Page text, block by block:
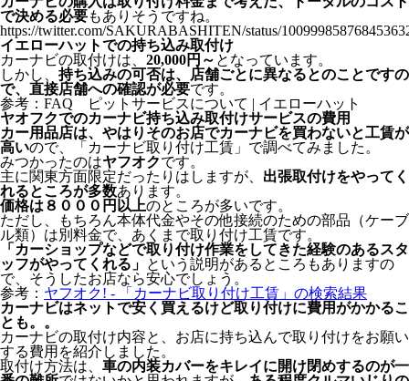
で決める必要もありそうですね。
https://twitter.com/SAKURABASHITEN/status/
イエローハットでの持ち込み取付け
カーナビの取付けは、 20,000円～ となっています。
しかし、 持ち込みの可否は、店舗ごとに異なるとのことですの
で、直接店舗への確認が必要です。
参考： FAQ ピットサービスについて | イエローハット
ヤオフクでのカーナビ持ち込み取付けサービスの費用
カー用品店は、やはりそのお店でカーナビを買わないと工賃が
高いので、「カーナビ取り付け工賃」で調べてみました。
みつかったのはヤフオクです。
主に関東方面限定だったりはしますが、 出張取付けをやってく
れるところが多数あります。
価格は８０００円以上のところが多いです。
ただし、もちろん本体代金やその他接続のための部品（ケーブ
ル類）は別料金で、あくまで取り付け工賃です。
「カーショップなどで取り付け作業をしてきた経験のあるスタ
ッフがやってくれる」 という説明があるところもありますの
で、そうしたお店なら安心でしょう。
参考： ヤフオク! - 「カーナビ取り付け工賃」の検索結果
カーナビはネットで安く買えるけど取り付けに費用がかかるこ
とも。。
カーナビの取付け内容と、お店に持ち込んで取り付けをお願い
する費用を紹介しました。
取付け方法は、 車の内装カバーをキレイに開け閉めするのが一